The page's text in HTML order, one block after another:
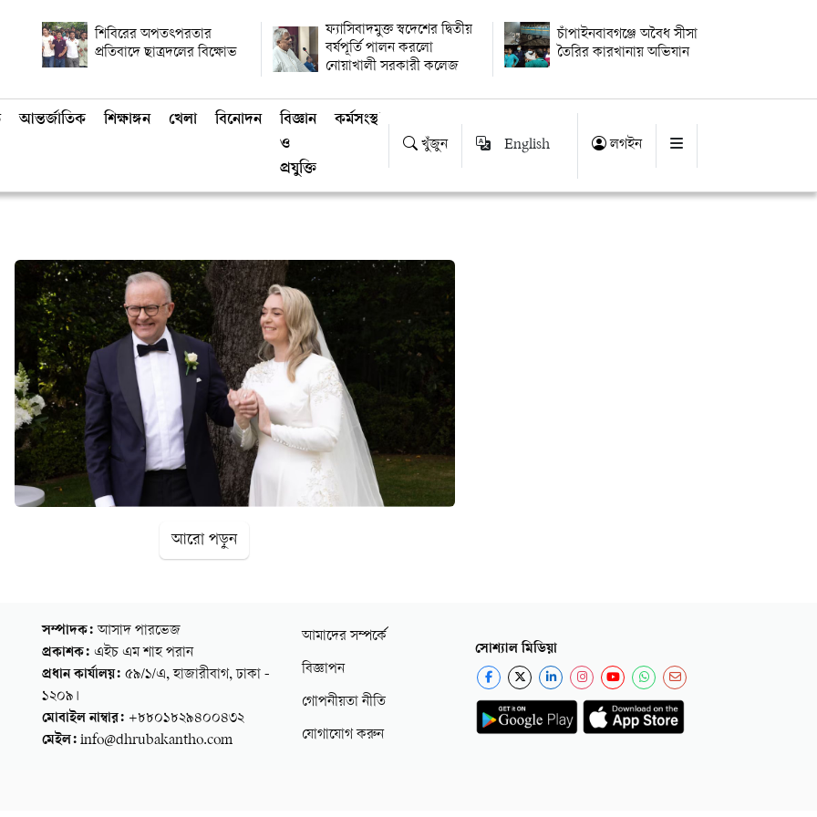
শিবিরের অপতৎপরতার
প্রতিবাদে ছাত্রদলের বিক্ষোভ
ফ্যাসিবাদমুক্ত স্বদেশের দ্বিতীয়
বর্ষপূর্তি পালন করলো
নোয়াখালী সরকারী কলেজ
চাঁপাইনবাবগঞ্জে অবৈধ সীসা
তৈরির কারখানায় অভিযান
আন্তর্জাতিক শিক্ষাঙ্গন খেলা বিনোদন
বিজ্ঞান
ও
প্রযুক্তি
কর্মসংস্থান
খুঁজুন English লগইন
আরো পড়ুন
সম্পাদক:আসাদ পারভেজ
প্রকাশক: এইচ এম শাহ পরান
প্রধান কার্যালয়: ৫৯/১/এ, হাজারীবাগ, ঢাকা -
১২০৯।
মোবাইল নাম্বার: +৮৮০১৮২৯৪০০৪৩২
মেইল: info@dhrubakantho.com
আমাদের সম্পর্কে
বিজ্ঞাপন
গোপনীয়তা নীতি
যোগাযোগ করুন
সোশ্যাল মিডিয়া